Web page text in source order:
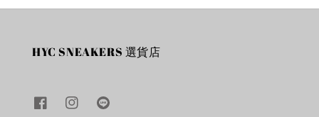
HYC SNEAKERS 選貨店